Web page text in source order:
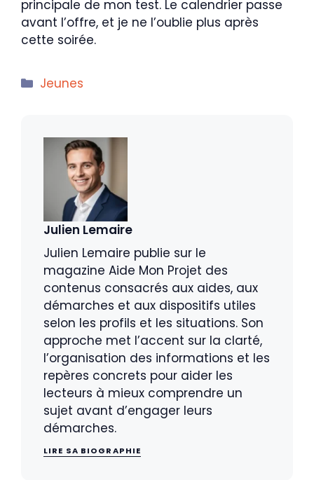
principale de mon test. Le calendrier passe
avant l’offre, et je ne l’oublie plus après
cette soirée.
Catégories
Jeunes
Julien Lemaire
Julien Lemaire publie sur le
magazine Aide Mon Projet des
contenus consacrés aux aides, aux
démarches et aux dispositifs utiles
selon les profils et les situations. Son
approche met l’accent sur la clarté,
l’organisation des informations et les
repères concrets pour aider les
lecteurs à mieux comprendre un
sujet avant d’engager leurs
démarches.
LIRE SA BIOGRAPHIE